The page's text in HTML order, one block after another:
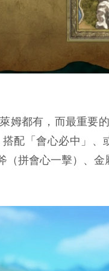
姆都有，而最重要
配「會心必中」
拼會心一擊）、金